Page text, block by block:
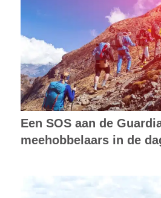
Een SOS aan de
meehobbelaars in de